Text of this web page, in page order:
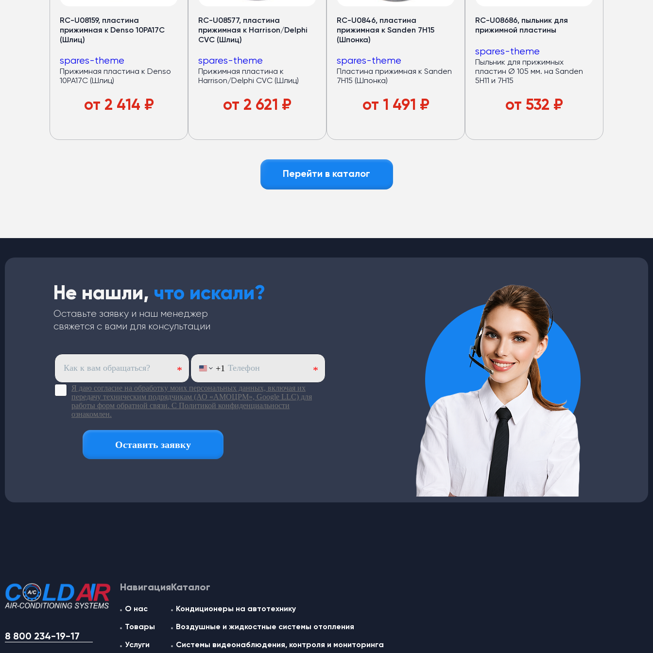
RC-U08159, пластина
прижимная к Denso 10PA17C
(Шлиц)
spares-theme
Прижимная пластина к Denso
10PA17C (Шлиц)
от 2 414 ₽
RC-U08577, пластина
прижимная к Harrison/Delphi
CVC (Шлиц)
spares-theme
Прижимная пластина к
Harrison/Delphi CVC (Шлиц)
от 2 621 ₽
RC-U0846, пластина
прижимная к Sanden 7Н15
(Шпонка)
spares-theme
Пластина прижимная к Sanden
7Н15 (Шпонка)
от 1 491 ₽
RC-U08686, пыльник для
прижимной пластины
spares-theme
Пыльник для прижимных
пластин Ø 105 мм. на Sanden
5H11 и 7H15
от 532 ₽
Перейти в каталог
Не нашли, что искали?
Оставьте заявку и наш менеджер
свяжется с вами для консультации
8 800 234-19-17
Навигация
О нас
Товары
Услуги
Каталог
Кондиционеры на автотехнику
Воздушные и жидкостные cистемы отопления
Системы видеонаблюдения, контроля и мониторинга
Медный испаритель и полуторный запас мощности.
Запас мощности конденсаторов — 40 кВт
(компрессор работает в щадящем режиме)
— равномерный холод по салону
Верхний корпус из
: лёгкий и устойчив к износу
Большой ряд моделей под
разный пассажиропоток
Подробнее в каталоге